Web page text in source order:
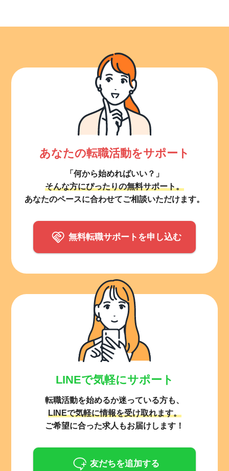
あなたの転職活動をサポート
「何から始めればいい？」
そんな方にぴったりの無料サポート。
あなたのペースに合わせてご相談いただけます。
無料転職サポートを申し込む
LINEで気軽にサポート
転職活動を始めるか迷っている方も、
LINEで気軽に情報を受け取れます。
ご希望に合った求人もお届けします！
友だちを追加する